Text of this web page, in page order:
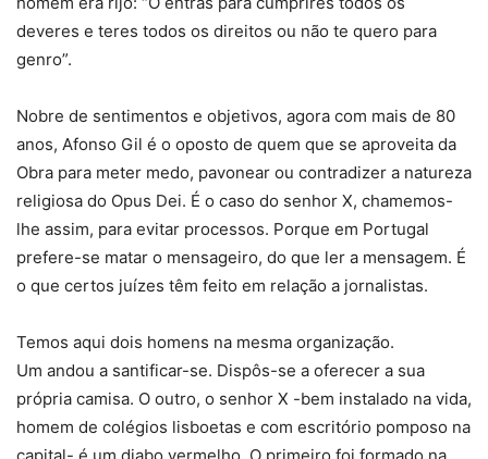
deveres e teres todos os direitos ou não te quero para
genro”.
Nobre de sentimentos e objetivos, agora com mais de 80
anos, Afonso Gil é o oposto de quem que se aproveita da
Obra para meter medo, pavonear ou contradizer a natureza
religiosa do Opus Dei. É o caso do senhor X, chamemos-
lhe assim, para evitar processos. Porque em Portugal
prefere-se matar o mensageiro, do que ler a mensagem. É
o que certos juízes têm feito em relação a jornalistas.
Temos aqui dois homens na mesma organização.
Um andou a santificar-se. Dispôs-se a oferecer a sua
própria camisa. O outro, o senhor X -bem instalado na vida,
homem de colégios lisboetas e com escritório pomposo na